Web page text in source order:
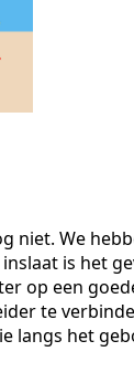
niet. We
inslaat is het
op een
te
langs het